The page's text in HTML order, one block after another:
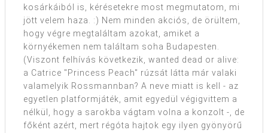
kosárkáiból is, kérésetekre most megmutatom, mi
jött velem haza. :) Nem minden akciós, de örültem,
hogy végre megtaláltam azokat, amiket a
környékemen nem találtam soha Budapesten.
(Viszont felhívás következik, wanted dead or alive:
a Catrice "Princess Peach" rúzsát látta már valaki
valamelyik Rossmannban? A neve miatt is kell - az
egyetlen platformjáték, amit egyedül végigvittem a
nélkül, hogy a sarokba vágtam volna a konzolt -, de
főként azért, mert régóta hajtok egy ilyen gyönyörű